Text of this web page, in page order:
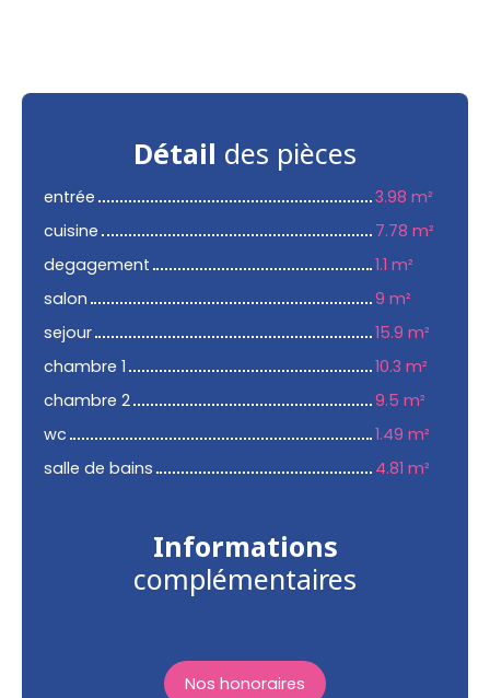
Détail des pièces
entrée
3.98 m²
cuisine
7.78 m²
degagement
1.1 m²
salon
9 m²
sejour
15.9 m²
chambre 1
10.3 m²
chambre 2
9.5 m²
wc
1.49 m²
salle de bains
4.81 m²
Informations
complémentaires
Nos honoraires